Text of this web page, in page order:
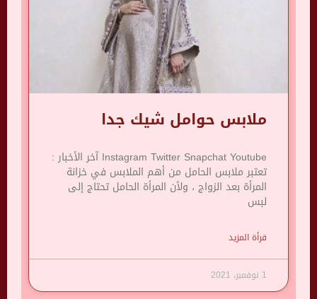
ملابس حوامل شيك جدا
Instagram Twitter Snapchat Youtube آخر الأخبار :
تعتبر ملابس الحامل من أهم الملابس في خزانة
المرأة بعد الزواج ، ولأن المرأة الحامل تحتاج إلى
لبس
قرأة المزيد
1 نوفمبر، 2021